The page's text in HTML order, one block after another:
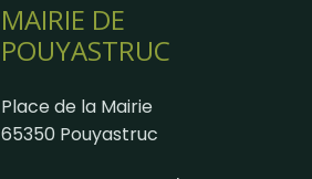
MAIRIE DE
POUYASTRUC
Place de la Mairie
65350 Pouyastruc